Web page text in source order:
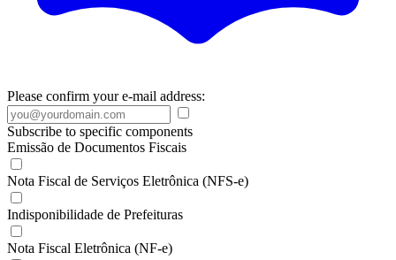
Please confirm your e-mail address:
Subscribe to specific components
Emissão de Documentos Fiscais
Nota Fiscal de Serviços Eletrônica (NFS-e)
Indisponibilidade de Prefeituras
Nota Fiscal Eletrônica (NF-e)